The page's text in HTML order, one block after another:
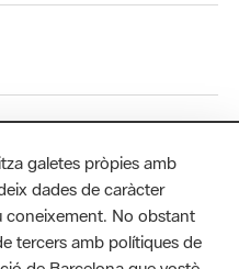
galetes pròpies amb
dades de caràcter
coneixement. No obstant
tercers amb polítiques de